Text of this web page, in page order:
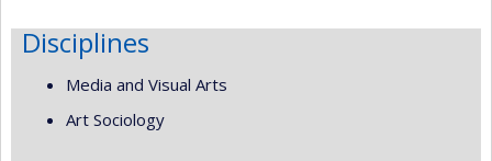
Disciplines
Media and Visual Arts
Art Sociology